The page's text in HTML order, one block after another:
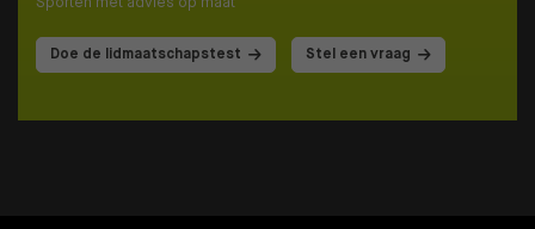
Doe de lidmaatschapstest Stel een vraag